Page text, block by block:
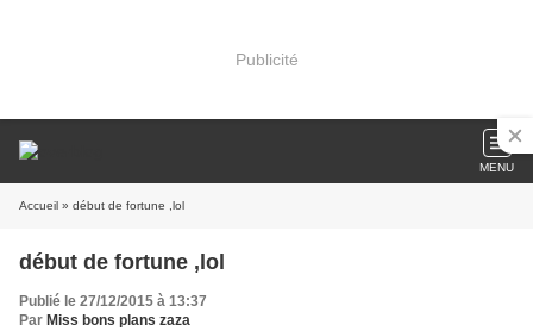
Publicité
MENU
Accueil » début de fortune ,lol
début de fortune ,lol
Publié le 27/12/2015 à 13:37
Par Miss bons plans zaza